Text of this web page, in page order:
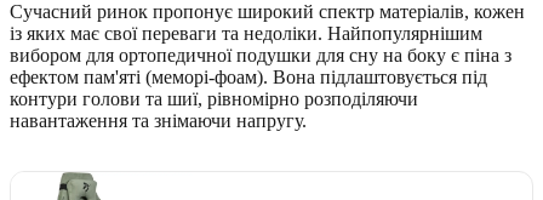
Сучасний ринок пропонує широкий спектр матеріалів, кожен
із яких має свої переваги та недоліки. Найпопулярнішим
вибором для ортопедичної подушки для сну на боку є піна з
ефектом пам'яті (меморі-фоам). Вона підлаштовується під
контури голови та шиї, рівномірно розподіляючи
навантаження та знімаючи напругу.